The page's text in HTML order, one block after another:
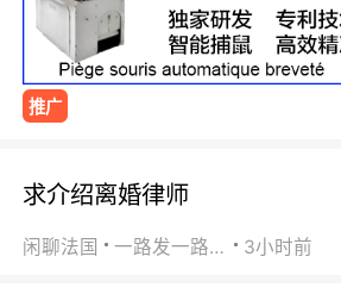
推广
求介绍离婚律师
闲聊法国 一路发一路发 3小时前